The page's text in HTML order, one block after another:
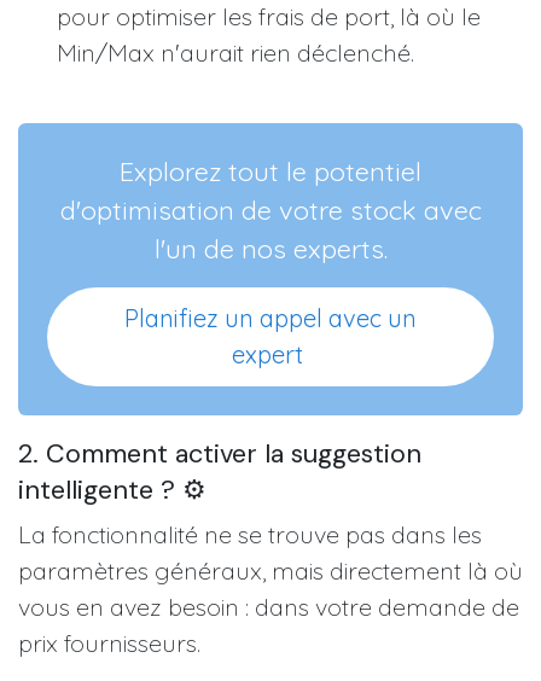
pour optimiser les frais de port, là où le
Min/Max n'aurait rien déclenché.
Explorez tout le potentiel
d'optimisation de votre stock avec
l'un de nos experts.
Planifiez un appel avec​​​​ un
expert
2. Comment activer la suggestion
intelligente ? ⚙️
La fonctionnalité ne se trouve pas dans les
paramètres généraux, mais directement là où
vous en avez besoin : dans votre demande de
prix fournisseurs.